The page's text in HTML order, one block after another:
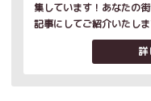
集しています！あなたの
記事にしてご紹介いたし
詳